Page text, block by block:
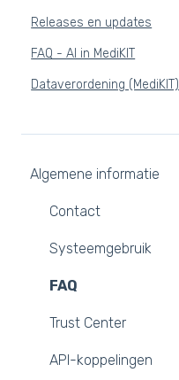
Algemene informatie
Contact
Systeemgebruik
FAQ
Trust Center
API-koppelingen
Releases en updates
FAQ - AI in MediKIT
Dataverordening (MediKIT)